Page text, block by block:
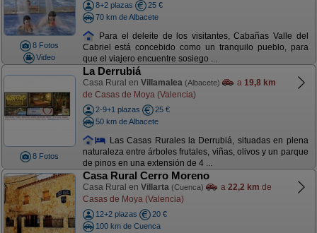
8 Fotos
Video
8+2 plazas
25 €
70 km de Albacete
Para el deleite de los visitantes, Cabañas Valle del
Cabriel está concebido como un tranquilo pueblo, para
que el viajero encuentre sosiego ...
8 Fotos
La Derrubiá
Casa Rural en Villamalea (Albacete) a 19,8 km
de Casas de Moya (Valencia)
2-9+1 plazas
25 €
50 km de Albacete
Las Casas Rurales la Derrubiá, situadas en plena
naturaleza entre árboles frutales, viñas, olivos y un parque
de pinos en una extensión de 4 ...
Casa Rural Cerro Moreno
Casa Rural en Villarta (Cuenca) a 22,2 km de
Casas de Moya (Valencia)
12+2 plazas
20 €
100 km de Cuenca